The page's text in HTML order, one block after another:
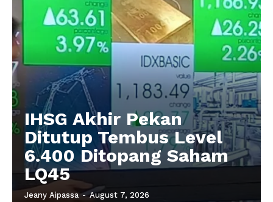
IHSG Akhir Pekan
Ditutup Tembus Level
6.400 Ditopang Saham
LQ45
Jeany Aipassa - August 7, 2026